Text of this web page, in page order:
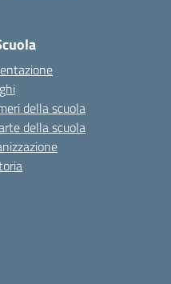
della scuola
della scuola